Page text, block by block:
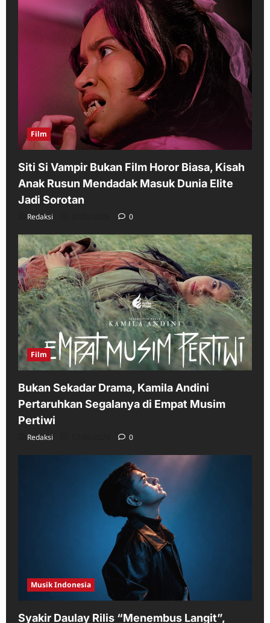
Film
Siti Si Vampir Bukan Film Horor Biasa, Kisah
Anak Rusun Mendadak Masuk Dunia Elite
Jadi Sorotan
Redaksi 0
Film
Bukan Sekadar Drama, Kamila Andini
Pertaruhkan Segalanya di Empat Musim
Pertiwi
Redaksi 0
Musik Indonesia
Syakir Daulay Rilis “Menembus Langit”,